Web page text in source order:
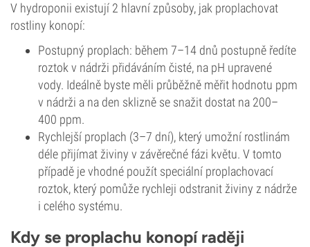
V hydroponii existují 2 hlavní způsoby, jak proplachovat
rostliny konopí:
Postupný proplach: během 7–14 dnů postupně ředíte
roztok v nádrži přidáváním čisté, na pH upravené
vody. Ideálně byste měli průběžně měřit hodnotu ppm
v nádrži a na den sklizně se snažit dostat na 200–
400 ppm.
Rychlejší proplach (3–7 dní), který umožní rostlinám
déle přijímat živiny v závěrečné fázi květu. V tomto
případě je vhodné použít speciální proplachovací
roztok, který pomůže rychleji odstranit živiny z nádrže
i celého systému.
Kdy se proplachu konopí raději